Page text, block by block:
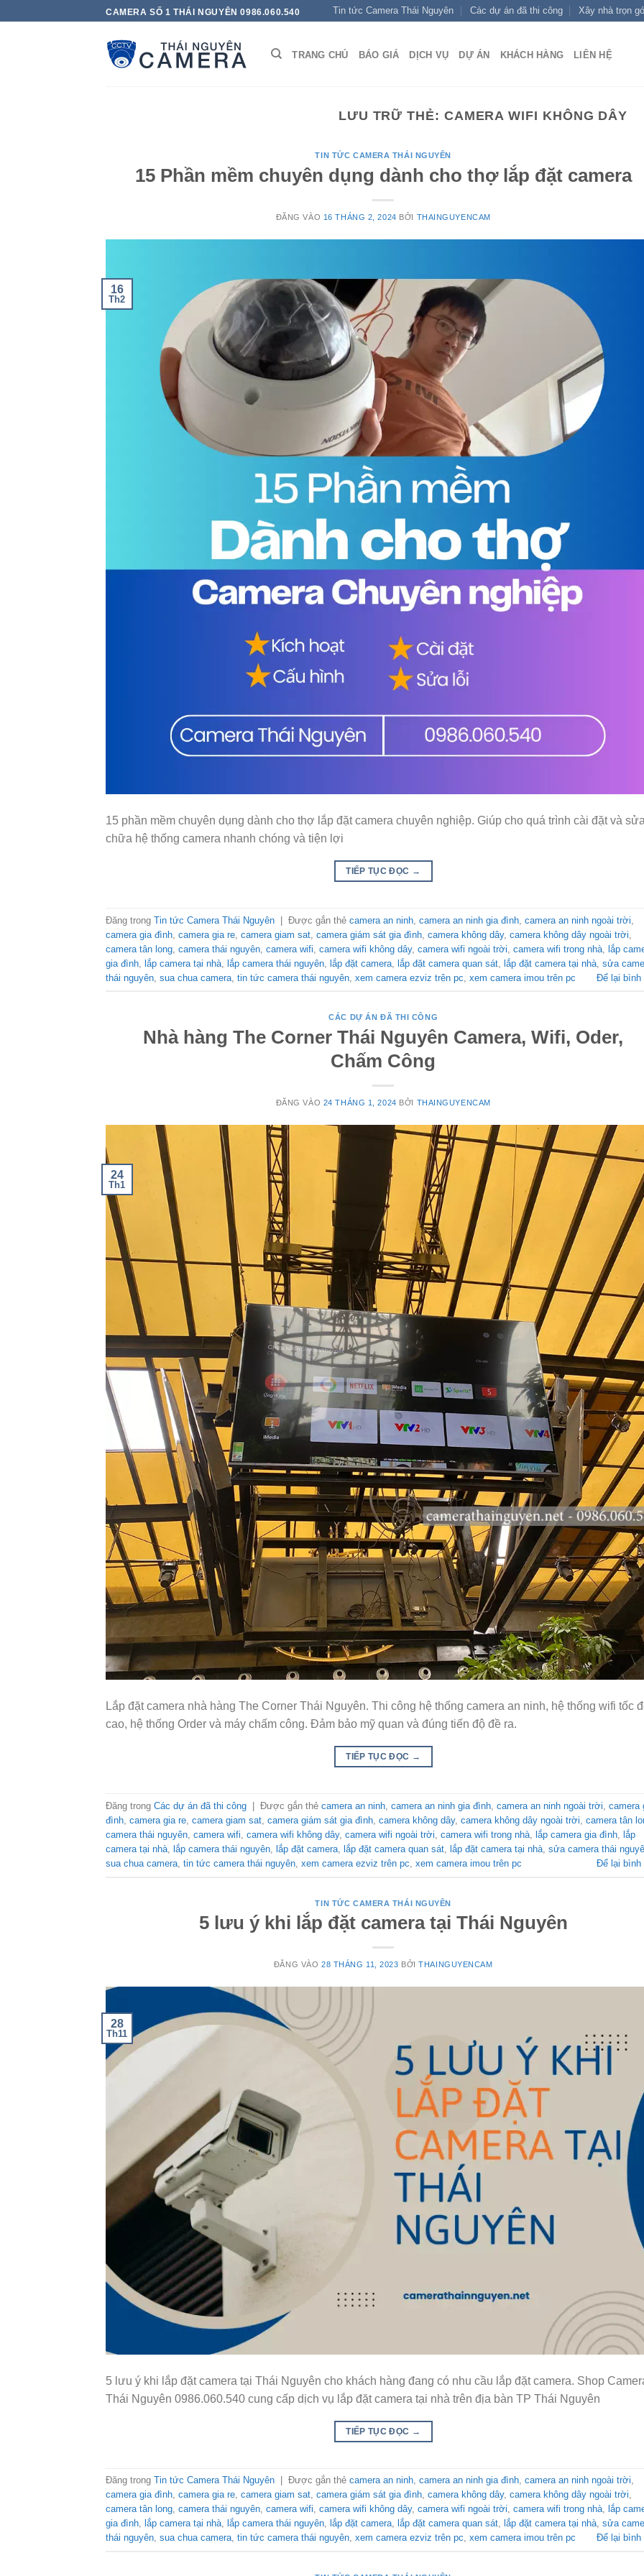
CAMERA SỐ 1 THÁI NGUYÊN 0986.060.540 Tin tức Camera Thái Nguyên Các dự án đã thi công Xây nhà trọn
TRANG CHỦ BÁO GIÁ DỊCH VỤ DỰ ÁN KHÁCH HÀNG LIÊN HỆ
LƯU TRỮ THẺ: CAMERA WIFI KHÔNG DÂY
TIN TỨC CAMERA THÁI NGUYÊN
15 Phần mềm chuyên dụng dành cho thợ lắp đặt camera
ĐĂNG VÀO 16 THÁNG 2, 2024 BỞI THAINGUYENCAM
16
Th2
15 phần mềm chuyên dụng dành cho thợ lắp đặt camera chuyên nghiệp. Giúp cho quá trình cài đặt và
chữa hệ thống camera nhanh chóng và tiện lợi
TIẾP TỤC ĐỌC →
Đăng trong Tin tức Camera Thái Nguyên | Được gắn thẻ camera an ninh camera an ninh gia đình camera an ninh ngoài trời
camera gia đình camera gia re camera giam sat camera giám sát gia đình camera không dây, camera không dây ngoài trời
camera tân long camera thái nguyên camera wifi camera wifi không dây, camera wifi ngoài trời camera wifi trong nhà lắp
gia đình lắp camera tại nhà lắp camera thái nguyên lắp đặt camera lắp đặt camera quan sát lắp đặt camera tại nhà sửa
thái nguyên sua chua camera tin tức camera thái nguyên xem camera ezviz trên pc xem camera imou trên pc Để lại bình
CÁC DỰ ÁN ĐÃ THI CÔNG
Nhà hàng The Corner Thái Nguyên Camera, Wifi, Oder,
Chấm Công
ĐĂNG VÀO 24 THÁNG 1, 2024 BỞI THAINGUYENCAM
24
Th1
Lắp đặt camera nhà hàng The Corner Thái Nguyên. Thi công hệ thống camera an ninh, hệ thống wifi tốc
cao, hệ thống Order và máy chấm công. Đảm bảo mỹ quan và đúng tiến độ đề ra.
TIẾP TỤC ĐỌC →
Đăng trong Các dự án đã thi công Được gắn thẻ camera an ninh camera an ninh gia đình camera an ninh ngoài trời camera
đình camera gia re camera giam sat camera giám sát gia đình camera không dây, camera không dây ngoài trời camera tân
camera thái nguyên camera wifi camera wifi không dây, camera wifi ngoài trời camera wifi trong nhà lắp camera gia đình
lắp
camera tại nhà
lắp camera thái nguyên lắp đặt camera lắp đặt camera quan sát lắp đặt camera tại nhà sửa camera thái
sua chua camera tin tức camera thái nguyên xem camera ezviz trên pc xem camera imou trên pc Để lại bình
TIN TỨC CAMERA THÁI NGUYÊN
5 lưu ý khi lắp đặt camera tại Thái Nguyên
ĐĂNG VÀO 28 THÁNG 11, 2023 BỞITHAINGUYENCAM
28
Th11
5 lưu ý khi lắp đặt camera tại Thái Nguyên cho khách hàng đang có nhu cầu lắp đặt camera. Shop
Thái Nguyên 0986.060.540 cung cấp dịch vụ lắp đặt camera tại nhà trên địa bàn TP Thái Nguyên
TIẾP TỤC ĐỌC →
Đăng trong Tin tức Camera Thái Nguyên Được gắn thẻ camera an ninh, camera an ninh gia đình, camera an ninh ngoài trời,
camera gia đình, camera gia re, camera giam sat, camera giám sát gia đình, camera không dây, camera không dây ngoài trời,
camera tân long, camera thái nguyên, camera wifi, camera wifi không dây, camera wifi ngoài trời, camera wifi trong nhà, lắp
gia đình, lắp camera tại nhà, lắp camera thái nguyên, lắp đặt camera, lắp đặt camera quan sát, lắp đặt camera tại nhà, sửa
thái nguyên, sua chua camera, tin tức camera thái nguyên, xem camera ezviz trên pc, xem camera imou trên pc Để lại bình